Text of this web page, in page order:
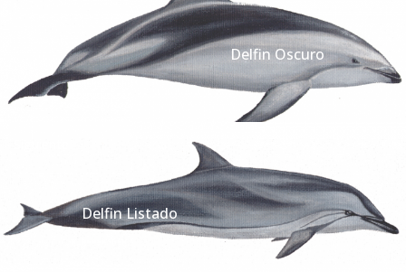
Delfin Oscuro
Delfin Listado